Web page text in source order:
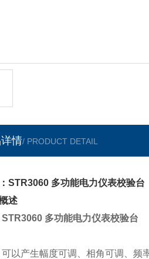
情/ PRODUCT DETAIL
STR3060 多功能电力仪表校验台
述
STR3060 多功能电力仪表校验台
可以产生幅度可调、相角可调、频